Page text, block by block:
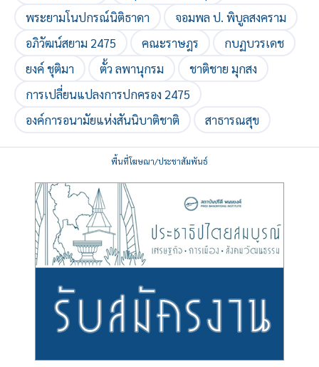
พระยามโนปกรณ์นิติธาดา
จอมพล ป. พิบูลสงคราม
อภิวัฒน์สยาม 2475
คณะราษฎร
กบฏบวรเดช
ยงค์ ชุติมา
ตั้ว ลพานุกรม
ชาติชาย มุกสง
การเปลี่ยนแปลงการปกครอง 2475
องค์การอนามัยแห่งสันนิบาติชาติ
สาธารณสุข
พื้นที่โฆษณา/ประชาสัมพันธ์